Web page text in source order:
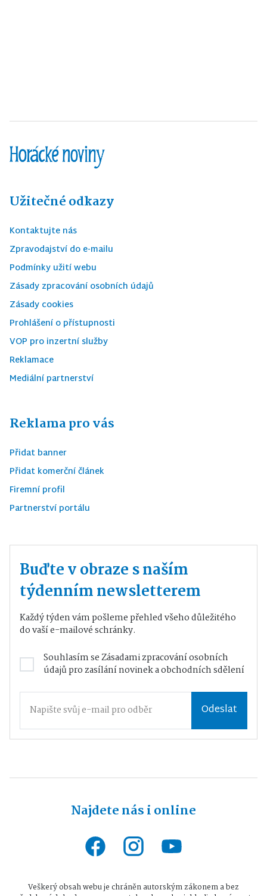
Užitečné odkazy
Kontaktujte nás
Zpravodajství do e-mailu
Podmínky užití webu
Zásady zpracování osobních údajů
Zásady cookies
Prohlášení o přístupnosti
VOP pro inzertní služby
Reklamace
Mediální partnerství
Reklama pro vás
Přidat banner
Přidat komerční článek
Firemní profil
Partnerství portálu
Buďte v obraze s naším
týdenním newsletterem
Každý týden vám pošleme přehled všeho důležitého
do vaší e-mailové schránky.
Souhlasím seZásadami zpracování osobních
údajůpro zasílání novinek a obchodních sdělení
Odeslat
Najdete nás i online
Veškerý obsah webu je chráněn autorským zákonem a bez